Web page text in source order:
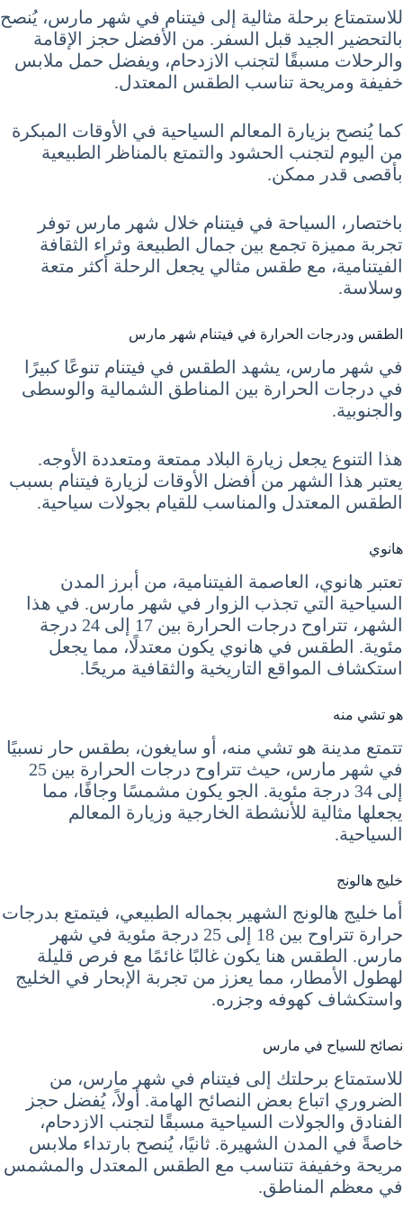
للاستمتاع برحلة مثالية إلى فيتنام في شهر مارس، يُنصح
بالتحضير الجيد قبل السفر. من الأفضل حجز الإقامة
والرحلات مسبقًا لتجنب الازدحام، ويفضل حمل ملابس
خفيفة ومريحة تناسب الطقس المعتدل.
كما يُنصح بزيارة المعالم السياحية في الأوقات المبكرة
من اليوم لتجنب الحشود والتمتع بالمناظر الطبيعية
بأقصى قدر ممكن.
باختصار، السياحة في فيتنام خلال شهر مارس توفر
تجربة مميزة تجمع بين جمال الطبيعة وثراء الثقافة
الفيتنامية، مع طقس مثالي يجعل الرحلة أكثر متعة
وسلاسة.
الطقس ودرجات الحرارة في فيتنام شهر مارس
في شهر مارس، يشهد الطقس في فيتنام تنوعًا كبيرًا
في درجات الحرارة بين المناطق الشمالية والوسطى
والجنوبية.
هذا التنوع يجعل زيارة البلاد ممتعة ومتعددة الأوجه.
يعتبر هذا الشهر من أفضل الأوقات لزيارة فيتنام بسبب
الطقس المعتدل والمناسب للقيام بجولات سياحية.
هانوي
تعتبر هانوي، العاصمة الفيتنامية، من أبرز المدن
السياحية التي تجذب الزوار في شهر مارس. في هذا
الشهر، تتراوح درجات الحرارة بين 17 إلى 24 درجة
مئوية. الطقس في هانوي يكون معتدلًا، مما يجعل
استكشاف المواقع التاريخية والثقافية مريحًا.
هو تشي منه
تتمتع مدينة هو تشي منه، أو سايغون، بطقس حار نسبيًا
في شهر مارس، حيث تتراوح درجات الحرارة بين 25
إلى 34 درجة مئوية. الجو يكون مشمسًا وجافًا، مما
يجعلها مثالية للأنشطة الخارجية وزيارة المعالم
السياحية.
خليج هالونج
أما خليج هالونج الشهير بجماله الطبيعي، فيتمتع بدرجات
حرارة تتراوح بين 18 إلى 25 درجة مئوية في شهر
مارس. الطقس هنا يكون غالبًا غائمًا مع فرص قليلة
لهطول الأمطار، مما يعزز من تجربة الإبحار في الخليج
واستكشاف كهوفه وجزره.
نصائح للسياح في مارس
للاستمتاع برحلتك إلى فيتنام في شهر مارس، من
الضروري اتباع بعض النصائح الهامة. أولاً، يُفضل حجز
الفنادق والجولات السياحية مسبقًا لتجنب الازدحام،
خاصةً في المدن الشهيرة. ثانيًا، يُنصح بارتداء ملابس
مريحة وخفيفة تتناسب مع الطقس المعتدل والمشمس
في معظم المناطق.